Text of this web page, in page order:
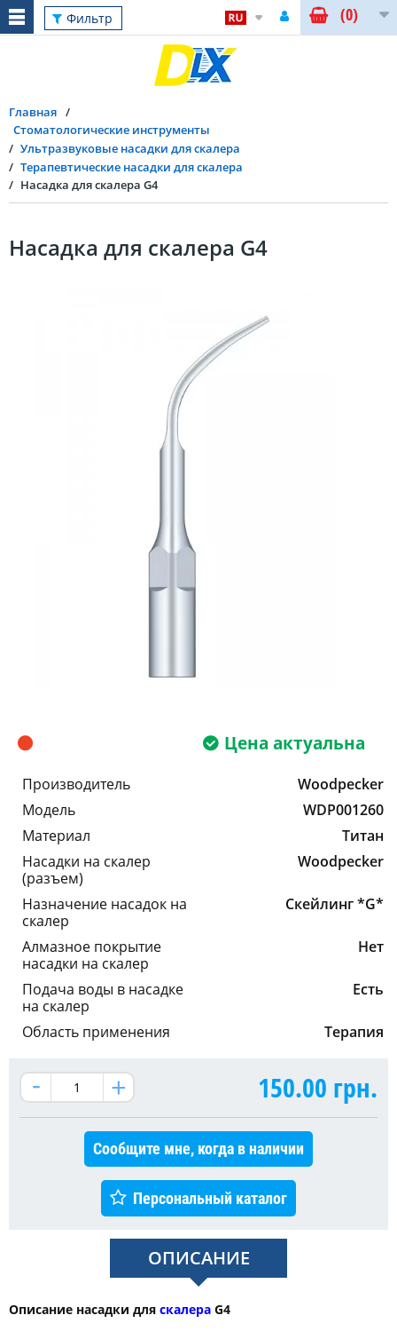
Фильтр (0)
Главная
Стоматологические инструменты
Ультразвуковые насадки для скалера
Терапевтические насадки для скалера
Насадка для скалера G4
Насадка для скалера G4
Цена актуальна
Производитель
Woodpecker
Модель
WDP001260
Материал
Титан
Насадки на скалер
(разъем)
Woodpecker
Назначение насадок на
скалер
Скейлинг *G*
Алмазное покрытие
насадки на скалер
Нет
Подача воды в насадке
на скалер
Есть
Область применения Терапия
150.00 грн.
Сообщите мне, когда в наличии
Персональный каталог
ОПИСАНИЕ
Описание насадки для скалера G4